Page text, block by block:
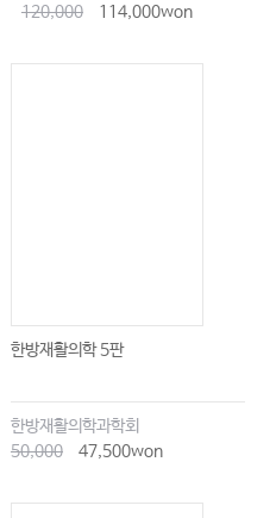
120,000 114,000won
한방재활의학 5판
한방재활의학과학회
50,000
47,500won